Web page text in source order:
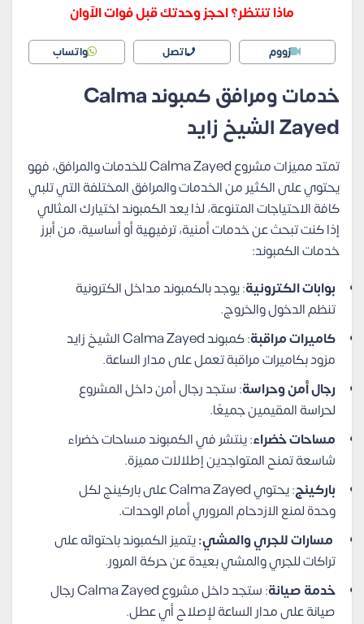
ماذا تنتظر؟ احجز وحدتك قبل فوات الآوان
زووم اتصل واتساب
خدمات ومرافق كمبوند Calma
Zayed الشيخ زايد
تمتد مميزات مشروع Calma Zayed للخدمات والمرافق، فهو
يحتوي على الكثير من الخدمات والمرافق المختلفة التي تلبي
كافة الاحتياجات المتنوعة، لذا يعد الكمبوند اختيارك المثالي
إذا كنت تبحث عن خدمات أمنية، ترفيهية أو أساسية، من أبرز
خدمات الكمبوند:
بوابات الكترونية: يوجد بالكمبوند مداخل الكترونية
تنظم الدخول والخروج.
كاميرات مراقبة
: كمبوند Calma Zayed الشيخ زايد
مزود بكاميرات مراقبة تعمل على مدار الساعة.
رجال أمن وحراسة: ستجد رجال أمن داخل المشروع
لحراسة المقيمين جميعًا.
مساحات خضراء: ينتشر في الكمبوند مساحات خضراء
شاسعة تمنح المتواجدين إطلالات مميزة.
باركينج
: يحتوي Calma Zayed على باركينج لكل
وحدة لمنع الازدحام المروري أمام الوحدات.
مسارات للجري والمشي:يتميز الكمبوند باحتوائه على
تراكات للجري والمشي بعيدة عن حركة المرور.
خدمة صيانة
: ستجد داخل مشروع Calma Zayed رجال
صيانة على مدار الساعة لإصلاح أي عطل.